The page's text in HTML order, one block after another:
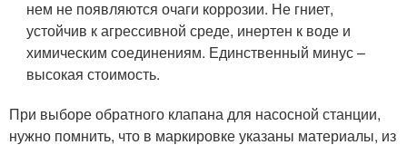
нем не появляются очаги коррозии. Не гниет,
устойчив к агрессивной среде, инертен к воде и
химическим соединениям. Единственный минус –
высокая стоимость.
При выборе обратного клапана для насосной станции,
нужно помнить, что в маркировке указаны материалы, из